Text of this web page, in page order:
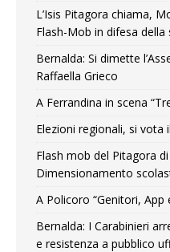
L’Isis Pitagora chiama,
Flash-Mob in difesa
Bernalda: Si dimette
Raffaella Grieco
A Ferrandina in scena
Elezioni regionali, si vota
Flash mob del Pitagora
Dimensionamento
A Policoro “Genitori, App
Bernalda: I Carabinieri
e resistenza a pubblico